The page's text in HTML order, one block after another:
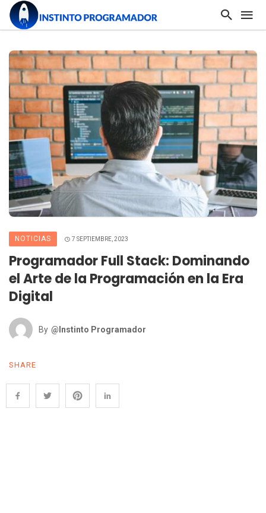
NOTICIAS 7 SEPTIEMBRE, 2023
Programador Full Stack: Dominando
el Arte de la Programación en la Era
Digital
By @Instinto Programador
SHARE